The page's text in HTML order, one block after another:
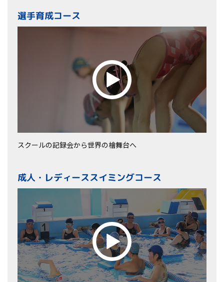
選手育成コース
スクールの記録会から世界の檜舞台へ
成人・レディーススイミングコース